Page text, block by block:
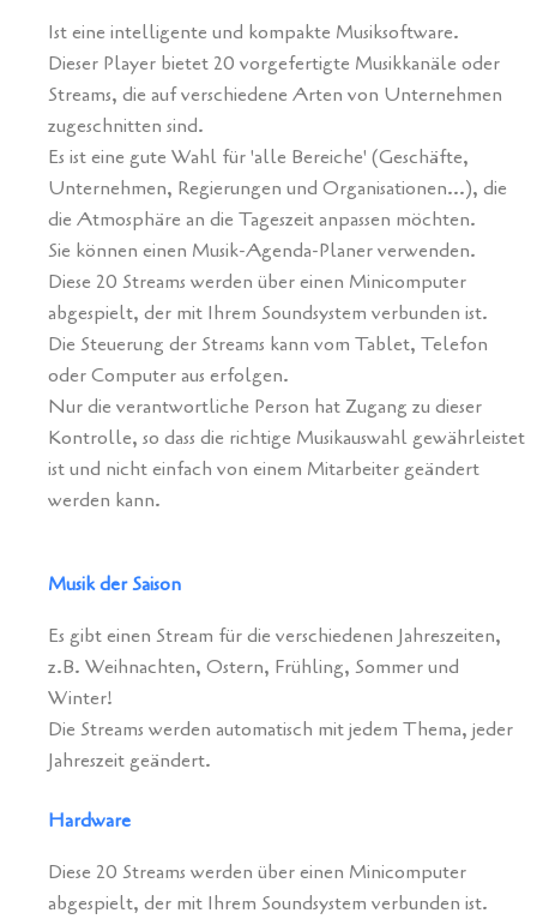
Ist eine intelligente und kompakte Musiksoftware.
Dieser Player bietet 20 vorgefertigte Musikkanäle oder
Streams, die auf verschiedene Arten von Unternehmen
zugeschnitten sind.
Es ist eine gute Wahl für 'alle Bereiche' (Geschäfte,
Unternehmen, Regierungen und Organisationen...), die
die Atmosphäre an die Tageszeit anpassen möchten.
Sie können einen Musik-Agenda-Planer verwenden.
Diese 20 Streams werden über einen Minicomputer
abgespielt, der mit Ihrem Soundsystem verbunden ist.
Die Steuerung der Streams kann vom Tablet, Telefon
oder Computer aus erfolgen.
Nur die verantwortliche Person hat Zugang zu dieser
Kontrolle, so dass die richtige Musikauswahl gewährleistet
ist und nicht einfach von einem Mitarbeiter geändert
werden kann.
Musik der Saison
Es gibt einen Stream für die verschiedenen Jahreszeiten,
z.B. Weihnachten, Ostern, Frühling, Sommer und
Winter!
Die Streams werden automatisch mit jedem Thema, jeder
Jahreszeit geändert.
Hardware
Diese 20 Streams werden über einen Minicomputer
abgespielt, der mit Ihrem Soundsystem verbunden ist.